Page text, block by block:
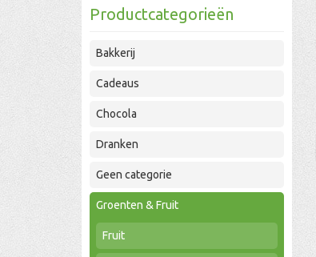
Productcategorieën
Bakkerij
Cadeaus
Chocola
Dranken
Geen categorie
Groenten & Fruit
Fruit